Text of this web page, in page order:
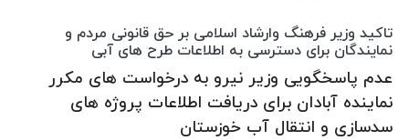
تاکید وزیر فرهنگ وارشاد اسلامی بر حق قانونی مردم و
نمایندگان برای دسترسی به اطلاعات طرح های آبی
عدم پاسخگویی وزیر نیرو به درخواست های مکرر
نماینده آبادان برای دریافت اطلاعات پروژه های
سدسازی و انتقال آب خوزستان